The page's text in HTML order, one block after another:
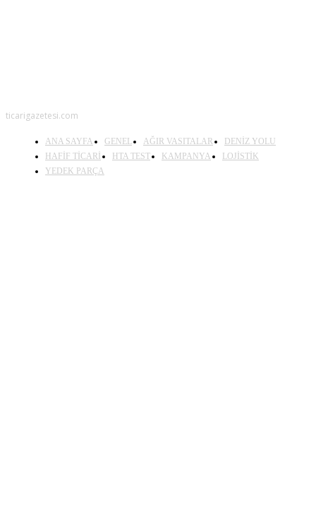
ticarigazetesi.com
ANA SAYFA GENEL AĞIR VASITALAR
DENİZ YOLU
HAFİF TİCARİ
HTA TEST KAMPANYA
LOJİSTİK
YEDEK PARÇA